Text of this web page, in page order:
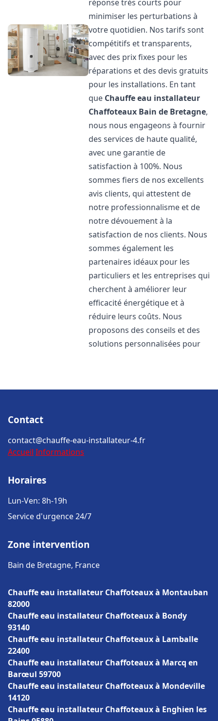
réponse très courts pour
minimiser les perturbations à
votre quotidien. Nos tarifs sont
compétitifs et transparents,
avec des prix fixes pour les
réparations et des devis gratuits
pour les installations. En tant
que Chauffe eau installateur
Chaffoteaux Bain de Bretagne,
nous nous engageons à fournir
des services de haute qualité,
avec une garantie de
satisfaction à 100%. Nous
sommes fiers de nos excellents
avis clients, qui attestent de
notre professionnalisme et de
notre dévouement à la
satisfaction de nos clients. Nous
sommes également les
partenaires idéaux pour les
particuliers et les entreprises qui
cherchent à améliorer leur
efficacité énergétique et à
réduire leurs coûts. Nous
proposons des conseils et des
solutions personnalisées pour
Contact
contact@chauffe-eau-installateur-4.fr
Accueil Informations
Horaires
Lun-Ven: 8h-19h
Service d'urgence 24/7
Zone intervention
Bain de Bretagne, France
Chauffe eau installateur Chaffoteaux à Montauban
82000
Chauffe eau installateur Chaffoteaux à Bondy
93140
Chauffe eau installateur Chaffoteaux à Lamballe
22400
Chauffe eau installateur Chaffoteaux à Marcq en
Barœul 59700
Chauffe eau installateur Chaffoteaux à Mondeville
14120
Chauffe eau installateur Chaffoteaux à Enghien les